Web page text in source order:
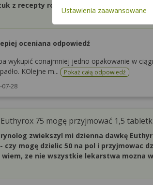
z recepty rocznej?
oceniana odpowiedź
wykupić conajmniej jedno opakowanie w
KOlejne m...
Pokaż całą odpowiedź
07-28
75 mogę przyjmować 1,5
zwiekszyl mi dzienna dawkę
czy mogę dzielic 50 na pol i przyjmowac
wiem, ze nie wszystkie lekarstwa mozna
Ustawienia zaawansowane